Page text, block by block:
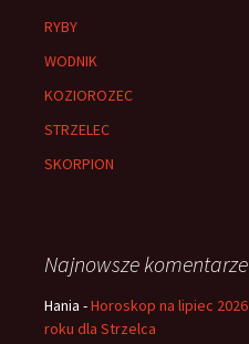
RYBY
WODNIK
KOZIOROZEC
STRZELEC
SKORPION
Najnowsze komentarze
Hania -Horoskop na lipiec 2026
roku dla Strzelca